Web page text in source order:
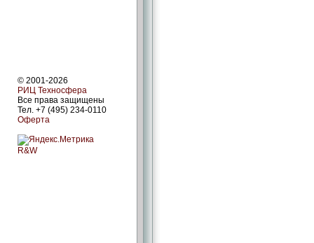
© 2001-2026
РИЦ Техносфера
Все права защищены
Тел. +7 (495) 234-0110
Оферта
R&W